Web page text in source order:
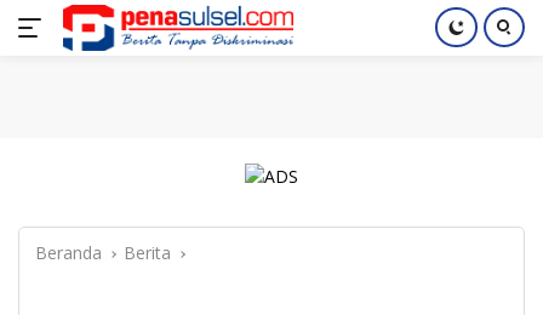
Langsung
Home Nasional Pendidikan Index
Beranda Berita